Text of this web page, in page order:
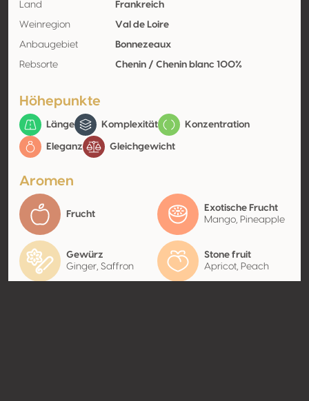
Land Frankreich
Weinregion Val de Loire
Anbaugebiet Bonnezeaux
Rebsorte Chenin / Chenin blanc 100%
Höhepunkte
Länge Komplexität Konzentration
Eleganz Gleichgewicht
Aromen
Frucht
Exotische Frucht
Mango, Pineapple
Gewürz
Ginger, Saffron
Stone fruit
Apricot, Peach